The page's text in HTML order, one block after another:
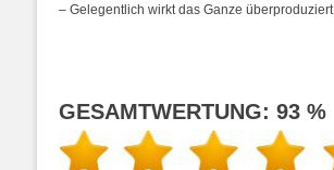
– Gelegentlich wirkt das Ganze überproduziert
GESAMTWERTUNG: 93 %